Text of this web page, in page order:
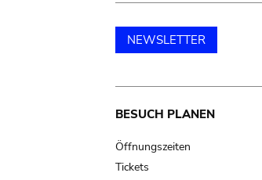
NEWSLETTER
Main
navigation
BESUCH PLANEN
Öffnungszeiten
Tickets